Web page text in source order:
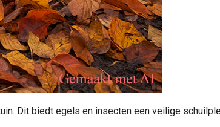
Dit biedt egels en insecten een veilige